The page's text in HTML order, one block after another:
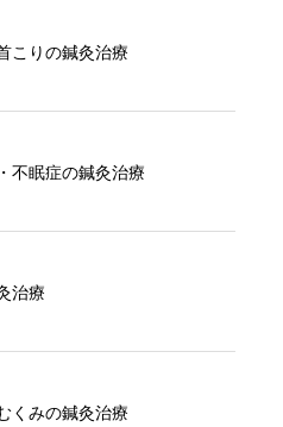
こりの鍼灸治療
不眠症の鍼灸治療
治療
くみの鍼灸治療